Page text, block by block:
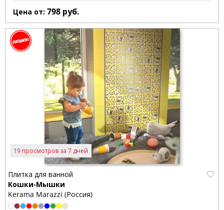
Цена от: 798 руб.
19 просмотров за 7 дней
Плитка для ванной
Кошки-Мышки
Kerama Marazzi (Россия)